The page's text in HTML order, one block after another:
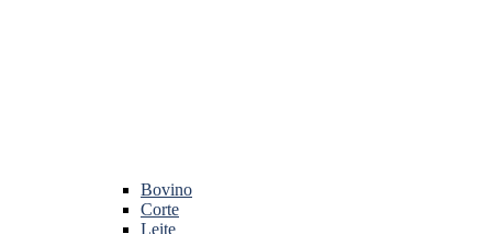
Bovino
Corte
Leite